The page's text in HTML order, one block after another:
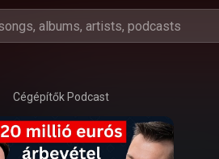
Cégépítők Podcast